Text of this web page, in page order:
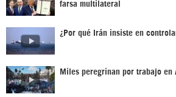
farsa multilateral
¿Por qué Irán insiste en
Miles peregrinan por trabajo en